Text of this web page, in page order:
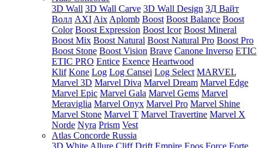
3D Wall 3D Wall Carve 3D Wall Design 3Д Вайт
Волл AXI Aix Aplomb Boost Boost Balance Boost
Color Boost Expression Boost Icor Boost Mineral
Boost Mix Boost Natural Boost Natural Pro Boost Pro
Boost Stone Boost Vision Brave Canone Inverso ETIC
ETIC PRO Entice Exence Heartwood
Klif Kone Log Log Cansei Log Select MARVEL
Marvel 3D Marvel Diva Marvel Dream Marvel Edge
Marvel Epic Marvel Gala Marvel Gems Marvel
Meraviglia Marvel Onyx Marvel Pro Marvel Shine
Marvel Stone Marvel T Marvel Travertine Marvel X
Norde Nyra Prism Vest
Atlas Concorde Russia